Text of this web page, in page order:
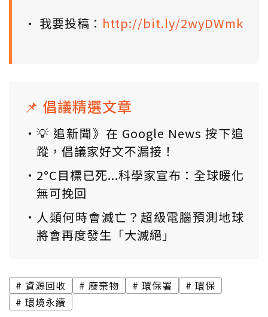
• 我要投稿： http://bit.ly/2wyDWmk
📌 倡議精選文章
💡 追新聞》在 Google News 按下追
蹤，倡議家好文不漏接！
2°C目標已死...科學家宣布：全球暖化
無可挽回
人類何時會滅亡？超級電腦預測地球
將會再度發生「大滅絕」
資源回收 廢棄物 環保署
環保
環境永續